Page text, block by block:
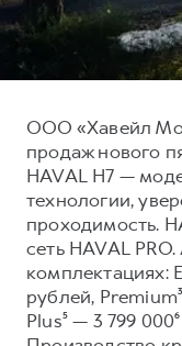
Тест-драйв
Трейд-ин
КРЕДИТ И
Кредитный
Страхование
Кредит
СЕРВИСНОЕ
Нулевое ТО
Регламенты
Электронный
ПОДДЕРЖКА
GWM
Гарантия HAVAL
О дилере
Контакты
ООО «Хавейл
продаж нового
HAVAL H7 —
технологии,
проходимость.
сеть HAVAL
комплектациях:
рублей,
Plus⁵ — 3 799